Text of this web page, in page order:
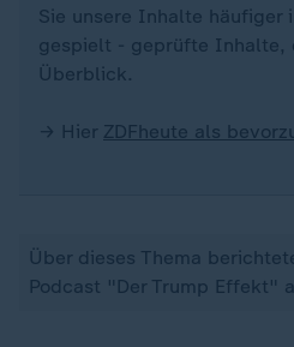
Sie unsere Inhalte häufiger
gespielt - geprüfte Inhalte,
Überblick.
→ Hier ZDFheute als
Über dieses Thema
Podcast "Der Trump Effekt"